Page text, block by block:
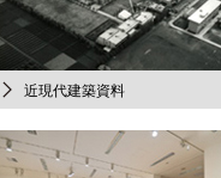
近現代建築資料